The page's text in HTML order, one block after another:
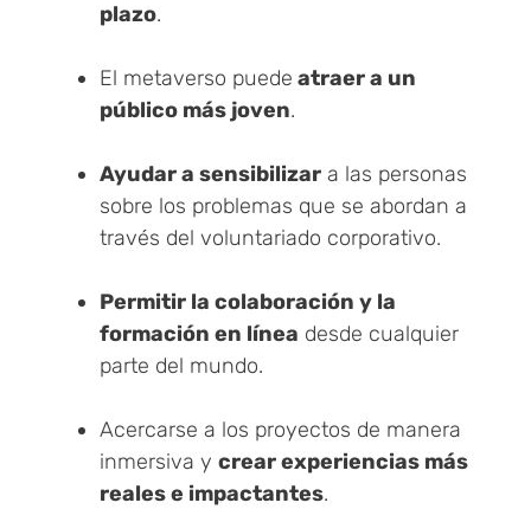
plazo.
El metaverso puede atraer a un
público más joven.
Ayudar a sensibilizar a las personas
sobre los problemas que se abordan a
través del voluntariado corporativo.
Permitir la colaboración y la
formación en línea desde cualquier
parte del mundo.
Acercarse a los proyectos de manera
inmersiva y crear experiencias más
reales e impactantes.